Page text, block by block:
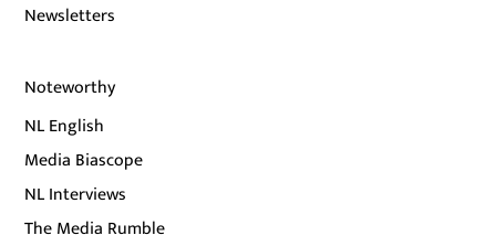
Newsletters
Noteworthy
NL English
Media Biascope
NL Interviews
The Media Rumble